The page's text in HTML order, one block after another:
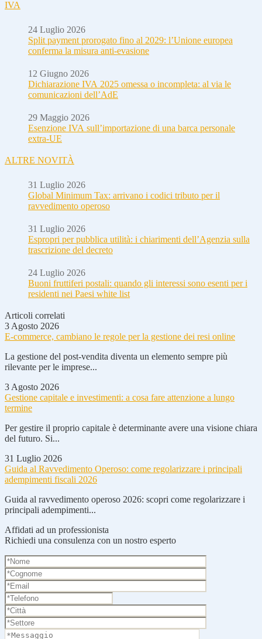
IVA
24 Luglio 2026
Split payment prorogato fino al 2029: l’Unione europea
conferma la misura anti-evasione
12 Giugno 2026
Dichiarazione IVA 2025 omessa o incompleta: al via le
comunicazioni dell’AdE
29 Maggio 2026
Esenzione IVA sull’importazione di una barca personale
extra-UE
ALTRE NOVITÀ
31 Luglio 2026
Global Minimum Tax: arrivano i codici tributo per il
ravvedimento operoso
31 Luglio 2026
Espropri per pubblica utilità: i chiarimenti dell’Agenzia sulla
trascrizione del decreto
24 Luglio 2026
Buoni fruttiferi postali: quando gli interessi sono esenti per i
residenti nei Paesi white list
Articoli correlati
3 Agosto 2026
E-commerce, cambiano le regole per la gestione dei resi online
La gestione del post-vendita diventa un elemento sempre più
rilevante per le imprese...
3 Agosto 2026
Gestione capitale e investimenti: a cosa fare attenzione a lungo
termine
Per gestire il proprio capitale è determinante avere una visione chiara
del futuro. Si...
31 Luglio 2026
Guida al Ravvedimento Operoso: come regolarizzare i principali
adempimenti fiscali 2026
Guida al ravvedimento operoso 2026: scopri come regolarizzare i
principali adempimenti...
Affidati ad un professionista
Richiedi una consulenza con un nostro esperto